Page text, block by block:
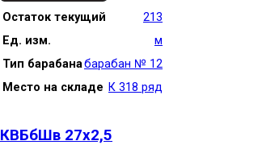
Остаток текущий
213
Ед. изм.
м
Тип барабанабарабан № 12
Место на складе К 318 ряд
КВБбШв 27х2,5